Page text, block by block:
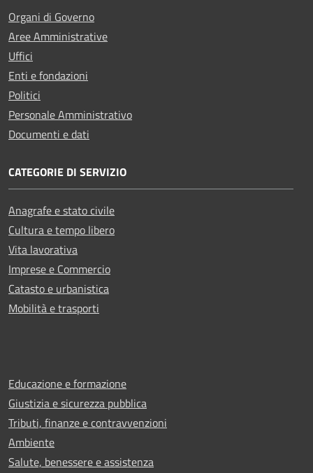
Organi di Governo
Aree Amministrative
Uffici
Enti e fondazioni
Politici
Personale Amministrativo
Documenti e dati
CATEGORIE DI SERVIZIO
Anagrafe e stato civile
Cultura e tempo libero
Vita lavorativa
Imprese e Commercio
Catasto e urbanistica
Mobilità e trasporti
Educazione e formazione
Giustizia e sicurezza pubblica
Tributi, finanze e contravvenzioni
Ambiente
Salute, benessere e assistenza